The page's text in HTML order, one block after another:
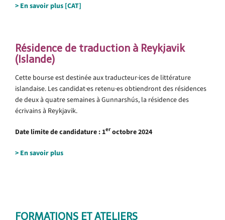
> En savoir plus [CAT]
Résidence de traduction à Reykjavik
(Islande)
Cette bourse est destinée aux traducteur·ices de littérature
islandaise. Les candidat·es retenu·es obtiendront des résidences
de deux à quatre semaines à Gunnarshús, la résidence des
écrivains à Reykjavik.
Date limite de candidature : 1eroctobre 2024
> En savoir plus
FORMATIONS ET ATELIERS